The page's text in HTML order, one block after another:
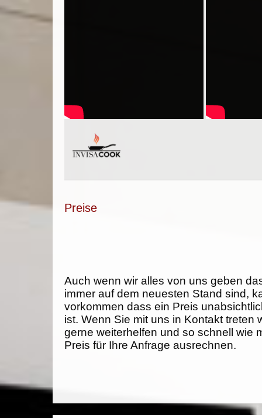
Preise
Auch wenn wir alles von uns geben
immer auf dem neuesten Stand sind,
vorkommen dass ein Preis
ist. Wenn Sie mit uns in Kontakt treten
gerne weiterhelfen und so schnell wie
Preis für Ihre Anfrage ausrechnen.